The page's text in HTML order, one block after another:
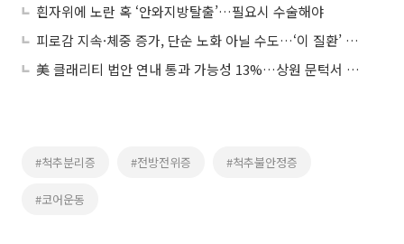
흰자위에 노란 혹 ‘안와지방탈출’…필요시 수술해야
피로감 지속·체중 증가, 단순 노화 아닐 수도…‘이 질환’ 신호
美 클래리티 법안 연내 통과 가능성 13%…상원 문턱서 제동
#척추분리증 #전방전위증 #척추불안정증
#코어운동